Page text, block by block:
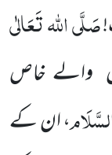
صَلَّی اللہ تَعَالٰی
والے خاص
، ان کے